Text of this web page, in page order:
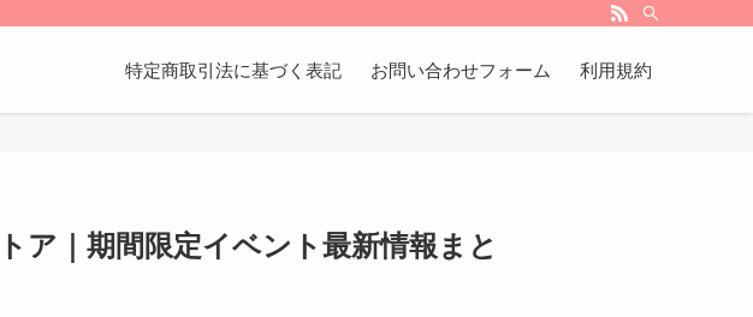
特定商取引法に基づく表記 お問い合わせフォーム 利用規約
ア｜期間限定イベント最新情報まと